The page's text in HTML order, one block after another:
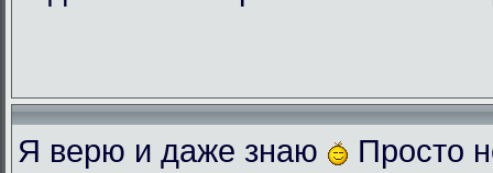
Я верю и даже знаю
Просто